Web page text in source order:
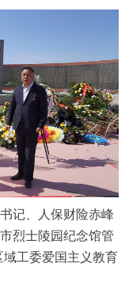
记、人保财险赤峰
烈士陵园纪念馆管
域工委爱国主义教育